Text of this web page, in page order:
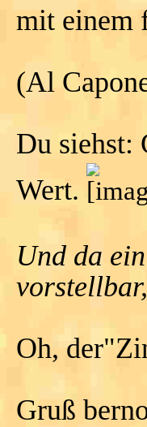
mit einem
(Al
Du siehst:
Wert.
Und da
Oh,
Gruß